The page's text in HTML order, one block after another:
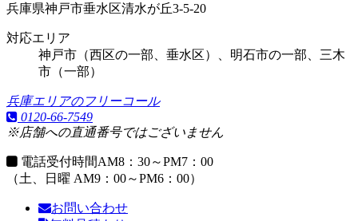
兵庫県神戸市垂水区清水が丘3-5-20
対応エリア
神戸市（西区の一部、垂水区）、明石市の一部、三木
市（一部）
兵庫エリアのフリーコール
0120-66-7549
※店舗への直通番号ではございません
電話受付時間AM8：30～PM7：00
（土、日曜 AM9：00～PM6：00）
お問い合わせ